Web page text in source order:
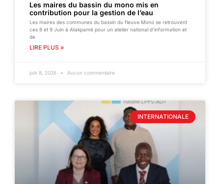
Les maires du bassin du mono mis en
contribution pour la gestion de l’eau
Les maires des communes du bassin du fleuve Mono se retrouvent
ces 8 et 9 Juin à Atakpamé pour un atelier national d’information et
de
LIRE PLUS »
juin 8, 2026 Aucun commentaire
INTERNATIONALE